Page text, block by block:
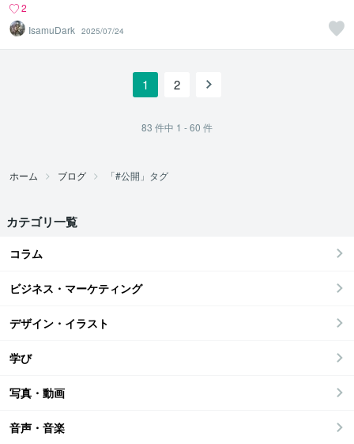
2
IsamuDark 2025/07/24
1 2
83 件中 1 - 60 件
ホーム ブログ 「#公開」タグ
カテゴリ一覧
コラム
ビジネス・マーケティング
デザイン・イラスト
学び
写真・動画
音声・音楽